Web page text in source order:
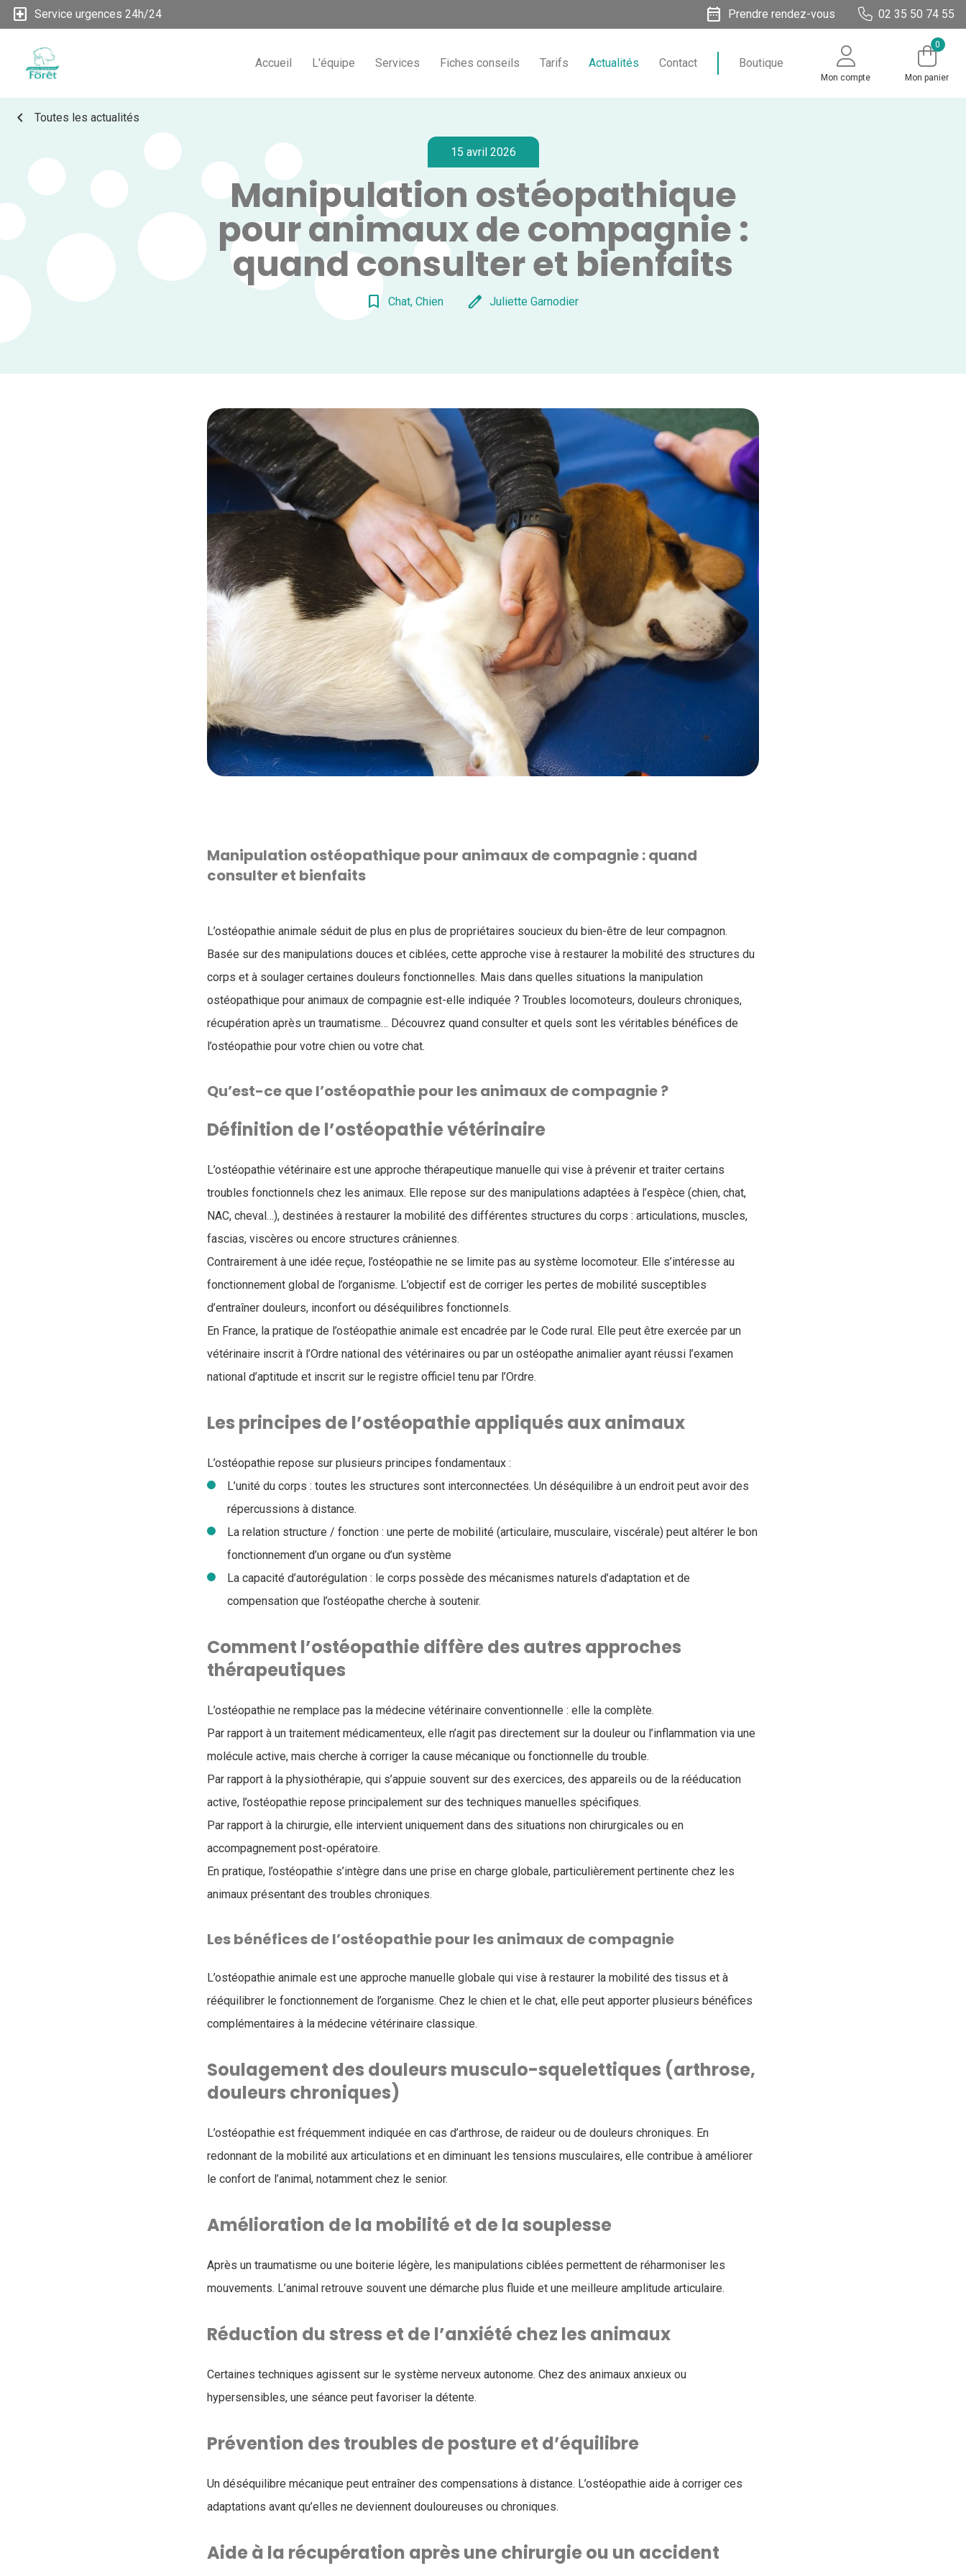
local_hospital Service urgences 24h/24 date_range Prendre rendez-vous 02 35 50 74 55
Accueil L'équipe Services Fiches conseils Tarifs Actualités Contact Boutique
Mon compte
0
Mon panier
chevron_left Toutes les actualités
15 avril 2026
Manipulation ostéopathique
pour animaux de compagnie :
quand consulter et bienfaits
bookmark_border Chat, Chien edit Juliette Garnodier
Manipulation ostéopathique pour animaux de compagnie : quand
consulter et bienfaits
L’ostéopathie animale séduit de plus en plus de propriétaires soucieux du bien-être de leur compagnon.
Basée sur des manipulations douces et ciblées, cette approche vise à restaurer la mobilité des structures du
corps et à soulager certaines douleurs fonctionnelles. Mais dans quelles situations la manipulation
ostéopathique pour animaux de compagnie est-elle indiquée ? Troubles locomoteurs, douleurs chroniques,
récupération après un traumatisme… Découvrez quand consulter et quels sont les véritables bénéfices de
l’ostéopathie pour votre chien ou votre chat.
Qu’est-ce que l’ostéopathie pour les animaux de compagnie ?
Définition de l’ostéopathie vétérinaire
L’ostéopathie vétérinaire est une approche thérapeutique manuelle qui vise à prévenir et traiter certains
troubles fonctionnels chez les animaux. Elle repose sur des manipulations adaptées à l’espèce (chien, chat,
NAC, cheval…), destinées à restaurer la mobilité des différentes structures du corps : articulations, muscles,
fascias, viscères ou encore structures crâniennes.
Contrairement à une idée reçue, l’ostéopathie ne se limite pas au système locomoteur. Elle s’intéresse au
fonctionnement global de l’organisme. L’objectif est de corriger les pertes de mobilité susceptibles
d’entraîner douleurs, inconfort ou déséquilibres fonctionnels.
En France, la pratique de l’ostéopathie animale est encadrée par le Code rural. Elle peut être exercée par un
vétérinaire inscrit à l’Ordre national des vétérinaires ou par un ostéopathe animalier ayant réussi l’examen
national d’aptitude et inscrit sur le registre officiel tenu par l’Ordre.
Les principes de l’ostéopathie appliqués aux animaux
L’ostéopathie repose sur plusieurs principes fondamentaux :
L’unité du corps : toutes les structures sont interconnectées. Un déséquilibre à un endroit peut avoir des
répercussions à distance.
La relation structure / fonction : une perte de mobilité (articulaire, musculaire, viscérale) peut altérer le bon
fonctionnement d’un organe ou d’un système
La capacité d’autorégulation : le corps possède des mécanismes naturels d’adaptation et de
compensation que l’ostéopathe cherche à soutenir.
Comment l’ostéopathie diffère des autres approches
thérapeutiques
L’ostéopathie ne remplace pas la médecine vétérinaire conventionnelle : elle la complète.
Par rapport à un traitement médicamenteux, elle n’agit pas directement sur la douleur ou l’inflammation via une
molécule active, mais cherche à corriger la cause mécanique ou fonctionnelle du trouble.
Par rapport à la physiothérapie, qui s’appuie souvent sur des exercices, des appareils ou de la rééducation
active, l’ostéopathie repose principalement sur des techniques manuelles spécifiques.
Par rapport à la chirurgie, elle intervient uniquement dans des situations non chirurgicales ou en
accompagnement post-opératoire.
En pratique, l’ostéopathie s’intègre dans une prise en charge globale, particulièrement pertinente chez les
animaux présentant des troubles chroniques.
Les bénéfices de l’ostéopathie pour les animaux de compagnie
L’ostéopathie animale est une approche manuelle globale qui vise à restaurer la mobilité des tissus et à
rééquilibrer le fonctionnement de l’organisme. Chez le chien et le chat, elle peut apporter plusieurs bénéfices
complémentaires à la médecine vétérinaire classique.
Soulagement des douleurs musculo-squelettiques (arthrose,
douleurs chroniques)
L’ostéopathie est fréquemment indiquée en cas d’arthrose, de raideur ou de douleurs chroniques. En
redonnant de la mobilité aux articulations et en diminuant les tensions musculaires, elle contribue à améliorer
le confort de l’animal, notamment chez le senior.
Amélioration de la mobilité et de la souplesse
Après un traumatisme ou une boiterie légère, les manipulations ciblées permettent de réharmoniser les
mouvements. L’animal retrouve souvent une démarche plus fluide et une meilleure amplitude articulaire.
Réduction du stress et de l’anxiété chez les animaux
Certaines techniques agissent sur le système nerveux autonome. Chez des animaux anxieux ou
hypersensibles, une séance peut favoriser la détente.
Prévention des troubles de posture et d’équilibre
Un déséquilibre mécanique peut entraîner des compensations à distance. L’ostéopathie aide à corriger ces
adaptations avant qu’elles ne deviennent douloureuses ou chroniques.
Aide à la récupération après une chirurgie ou un accident